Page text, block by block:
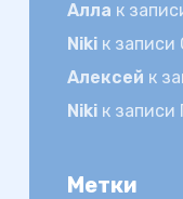
Алла к
Nikiк записи
Алексей к
Nikiк записи
Метки